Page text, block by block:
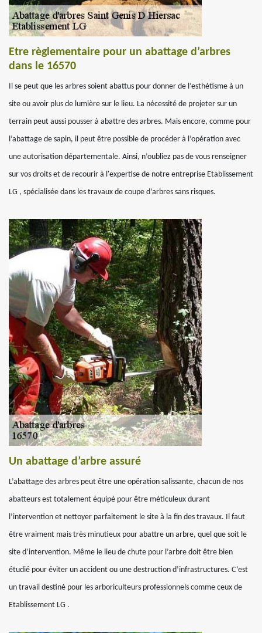
Etre règlementaire pour un abattage d’arbres
dans le 16570
Il se peut que les arbres soient abattus pour donner de l’esthétisme à un
site ou avoir plus de lumière sur le lieu. La nécessité de projeter sur un
terrain peut aussi pousser à abattre des arbres. Mais encore, comme pour
l’abattage de sapin, il peut être possible de procéder à l’opération avec
une autorisation départementale. Ainsi, n’oubliez pas de vous renseigner
sur vos droits et de recourir à l'expertise de notre entreprise Etablissement
LG , spécialisée dans les travaux de coupe d’arbres sans risques.
Un abattage d’arbre assuré
L’abattage des arbres peut être une opération salissante, chacun de nos
abatteurs est totalement équipé pour être méticuleux durant
l’intervention et nettoyer parfaitement le site à la fin des travaux. Il faut
être vraiment mais très minutieux pour abattre un arbre, quel que soit le
site d’intervention. Même le lieu de chute pour l’arbre doit être bien
étudié pour éviter un accident ou une destruction d’infrastructures. C’est
un travail destiné pour les arboriculteurs professionnels comme ceux de
Etablissement LG .